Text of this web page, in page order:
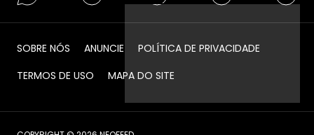
SOBRE NÓS ANUNCIE
POLÍTICA DE PRIVACIDADE
TERMOS DE USO
MAPA DO SITE